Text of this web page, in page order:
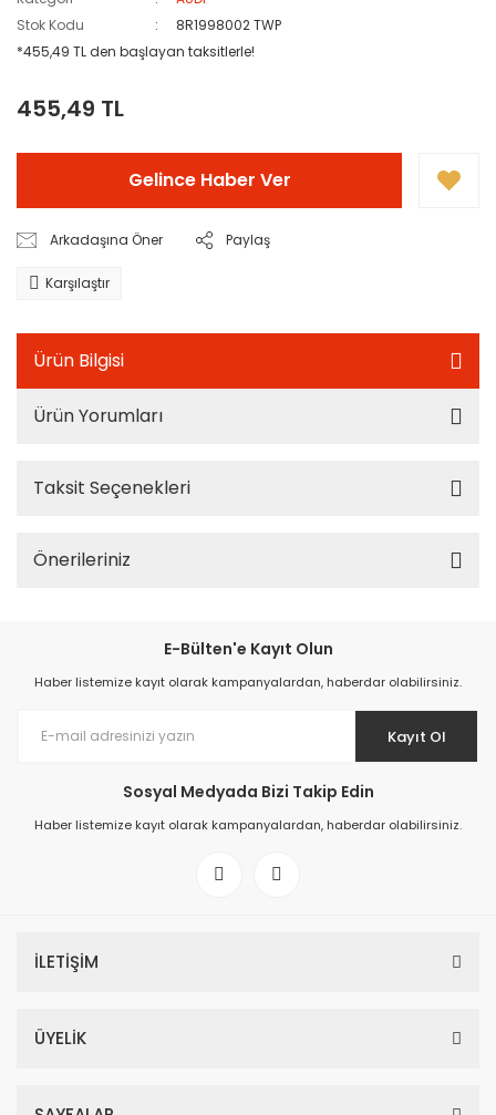
Stok Kodu
8R1998002 TWP
*455,49 TL den başlayan taksitlerle!
455,49 TL
Gelince Haber Ver
Arkadaşına Öner Paylaş
Karşılaştır
Ürün Bilgisi
Ürün Yorumları
Taksit Seçenekleri
Önerileriniz
E-Bülten'e Kayıt Olun
Haber listemize kayıt olarak kampanyalardan, haberdar olabilirsiniz.
Kayıt Ol
Sosyal Medyada Bizi Takip Edin
Haber listemize kayıt olarak kampanyalardan, haberdar olabilirsiniz.
İLETİŞİM
ÜYELİK